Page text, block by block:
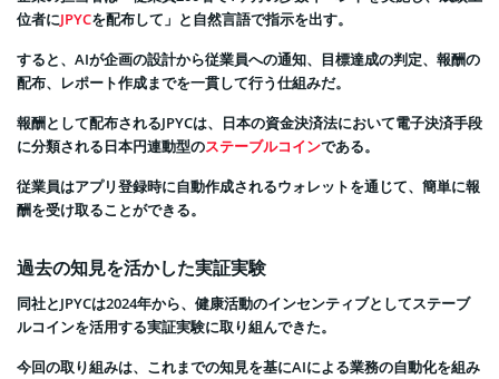
位者にJPYCを配布して」と自然言語で指示を出す。
すると、AIが企画の設計から従業員への通知、目標達成の判定、報酬の
配布、レポート作成までを一貫して行う仕組みだ。
報酬として配布されるJPYCは、日本の資金決済法において電子決済手段
に分類される日本円連動型のステーブルコインである。
従業員はアプリ登録時に自動作成されるウォレットを通じて、簡単に報
酬を受け取ることができる。
過去の知見を活かした実証実験
同社とJPYCは2024年から、健康活動のインセンティブとしてステーブ
ルコインを活用する実証実験に取り組んできた。
今回の取り組みは、これまでの知見を基にAIによる業務の自動化を組み